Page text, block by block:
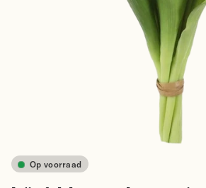
Op voorraad